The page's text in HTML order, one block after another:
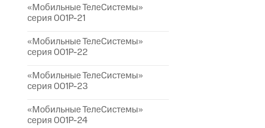
«Мобильные ТелеСистемы»
серия 001P-21
«Мобильные ТелеСистемы»
серия 001P-22
«Мобильные ТелеСистемы»
серия 001P-23
«Мобильные ТелеСистемы»
серия 001P-24